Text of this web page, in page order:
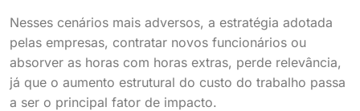
Nesses cenários mais adversos, a estratégia adotada
pelas empresas, contratar novos funcionários ou
absorver as horas com horas extras, perde relevância,
já que o aumento estrutural do custo do trabalho passa
a ser o principal fator de impacto.